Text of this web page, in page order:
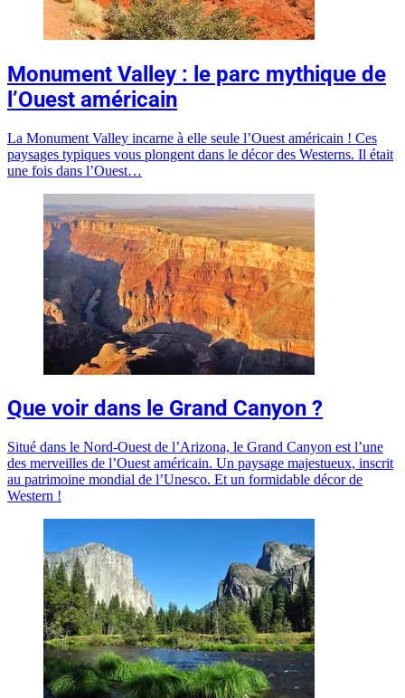
Monument Valley : le parc mythique de
l’Ouest américain
La Monument Valley incarne à elle seule l’Ouest américain ! Ces
paysages typiques vous plongent dans le décor des Westerns. Il était
une fois dans l’Ouest…
Que voir dans le Grand Canyon ?
Situé dans le Nord-Ouest de l’Arizona, le Grand Canyon est l’une
des merveilles de l’Ouest américain. Un paysage majestueux, inscrit
au patrimoine mondial de l’Unesco. Et un formidable décor de
Western !